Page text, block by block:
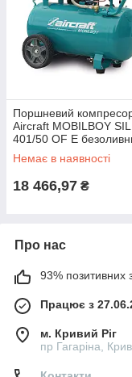
Поршневий
Aircraft MOBILBOY
401/50 OF E
Немає в наявності
18 466,97 ₴
Про нас
93% позитивних з
Працює з
м. Кривий Ріг
пр Гагаріна,